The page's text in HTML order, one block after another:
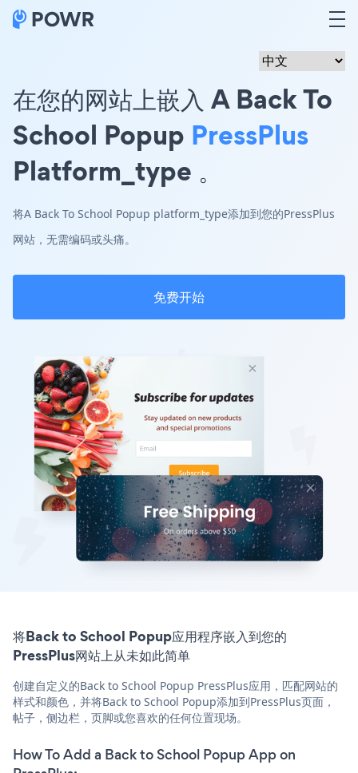
在您的网站上嵌入 A Back To
School Popup PressPlus
Platform_type 。
将A Back To School Popup platform_type添加到您的PressPlus
网站，无需编码或头痛。
免费开始
将Back to School Popup应用程序嵌入到您的
PressPlus网站上从未如此简单
创建自定义的Back to School Popup PressPlus应用，匹配网站的
样式和颜色，并将Back to School Popup添加到PressPlus页面，
帖子，侧边栏，页脚或您喜欢的任何位置现场。
How To Add a Back to School Popup App on